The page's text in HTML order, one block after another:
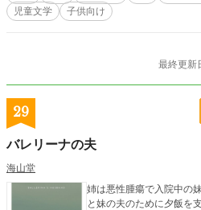
児童文学
子供向け
最終更新
29
バレリーナの夫
海山堂
姉は悪性腫瘍で入院中の
と妹の夫のために夕飯を